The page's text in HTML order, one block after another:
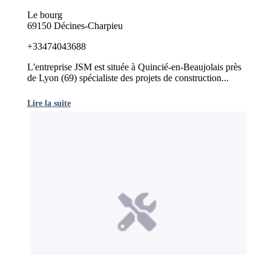
Le bourg
69150 Décines-Charpieu
+33474043688
L'entreprise JSM est située à Quincié-en-Beaujolais près
de Lyon (69) spécialiste des projets de construction...
Lire la suite